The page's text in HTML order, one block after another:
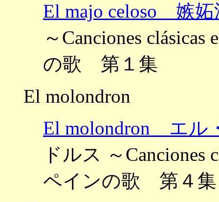
El majo celoso 嫉
～Canciones
の歌 第１集
El molondron
El molondron エル
ドルス ～Canciones
ペインの歌 第４集